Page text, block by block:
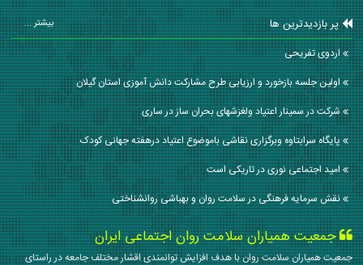
پر بازدیدترین ها بیشتر ...
اردوی تفریحی
اولین جلسه بازخورد و ارزیابی طرح مشارکت دانش آموزی استان گیلان
شرکت در سمینار اعتیاد ولغزشهای بحران ساز در ساری
پایگاه سرابتاوه وبرگزاری نقاشی باموضوع اعتیاد درهفته جهانی کودک
امید اجتماعی نوری در تاریکی است
نقش سرمایه فرهنگی در سلامت روان و بهباشی روانشناختی
جمعیت همیاران سلامت روان اجتماعی ایران
جمعیت همیاران سلامت روان با هدف افزایش توانمندی اقشار مختلف جامعه در راستای